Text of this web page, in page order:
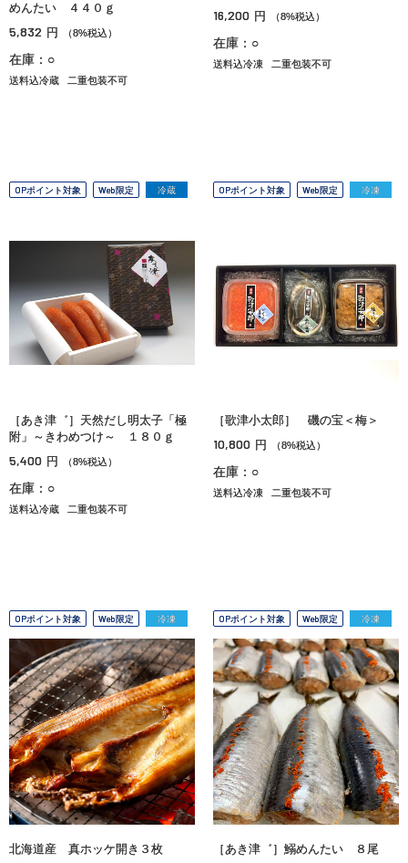
めんたい ４４０ｇ
5,832 円 （8%税込）
在庫：○
送料込冷蔵 二重包装不可
16,200 円 （8%税込）
在庫：○
送料込冷凍 二重包装不可
OPポイント対象 Web限定 冷蔵
［あき津゛］天然だし明太子「極
附」～きわめつけ～ １８０ｇ
5,400 円 （8%税込）
在庫：○
送料込冷蔵 二重包装不可
OPポイント対象 Web限定 冷凍
［歌津小太郎］ 磯の宝＜梅＞
10,800 円 （8%税込）
在庫：○
送料込冷凍 二重包装不可
OPポイント対象 Web限定 冷凍
北海道産 真ホッケ開き３枚
OPポイント対象 Web限定 冷凍
［あき津゛］鰯めんたい ８尾